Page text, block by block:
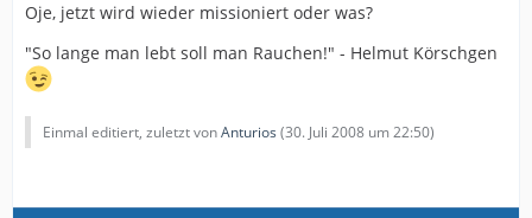
Oje, jetzt wird wieder missioniert oder was?
"So lange man lebt soll man Rauchen!" - Helmut Körschgen
Einmal editiert, zuletzt vonAnturios (30. Juli 2008 um 22:50)